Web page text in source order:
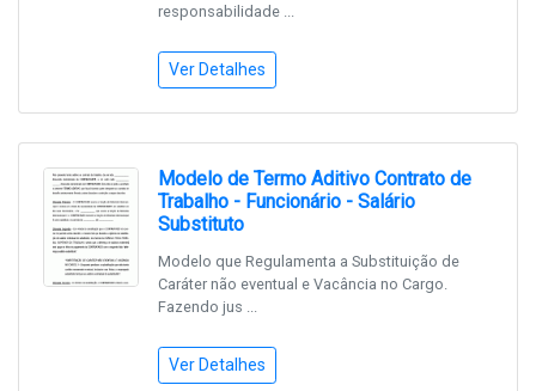
responsabilidade ...
Ver Detalhes
Modelo de Termo Aditivo Contrato de
Trabalho - Funcionário - Salário
Substituto
Modelo que Regulamenta a Substituição de
Caráter não eventual e Vacância no Cargo.
Fazendo jus ...
Ver Detalhes